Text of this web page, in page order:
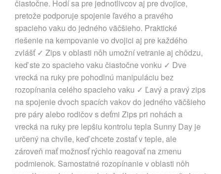
čiastočne. Hodí sa pre jednotlivcov aj pre dvojice,
pretože podporuje spojenie ľavého a pravého
spacieho vaku do jedného väčšieho. Praktické
riešenie na kempovanie vo dvojici aj pre každého
zvlášť ✓ Zips v oblasti nôh umožní vetranie aj chôdzu,
keď ste zo spacieho vaku čiastočne vonku ✓ Dve
vrecká na ruky pre pohodlnú manipuláciu bez
rozopínania celého spacieho vaku ✓ Ľavý a pravý zips
na spojenie dvoch spacích vakov do jedného väčšieho
pre páry alebo rodičov s deťmi Zips pri nohách a
vrecká na ruky pre lepšiu kontrolu tepla Sunny Day je
určený na chvíle, keď chcete zostať v teple, ale
zároveň mať možnosť rýchlo reagovať na zmenu
podmienok. Samostatné rozopínanie v oblasti nôh